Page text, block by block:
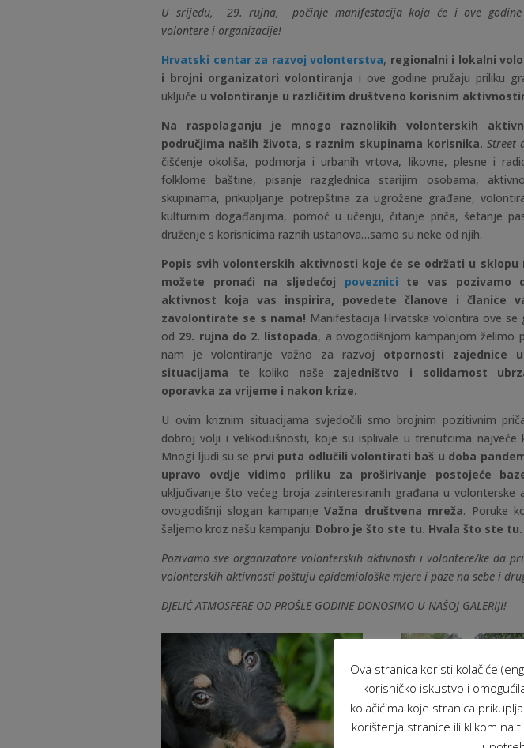
U srijedu, 29. rujna, počinje manifestacija koja će i ove
volontere i organizacije!
Hrvatski centar za razvoj volonterstva, regionalni i lokalni
i brojni organizatori volontiranja i ove godine pružaju priliku
uključe u volontiranje u različitim društveno korisnim
Na raspolaganju je mnogo raznolikih volonterskih
područjima naših života, s raznim skupinama korisnika. Street
čišćenje okoliša, podmorja i urbanih vrtova, likovne, plesne i
folklorne baštine, pisanje razglednica starijim osobama,
skupinama, prikupljanje potrepština za ugrožene građane,
kulturnim događanjima, pomoć u učenju, čitanje priča, šetanje
druženje s korisnicima raznih ustanova…samo su neke od njih.
Popis svih volonterskih aktivnosti koje će se održati u sklopu
možete pronaći na sljedećoj
poveznici te vas pozivamo
aktivnost koja vas inspirira, povedete članove i članice
zavolontirate se s nama! Manifestacija Hrvatska volontira ove se
od 29. rujna do 2. listopada, a ovogodišnjom kampanjom želimo
nam je volontiranje važno za razvoj
otpornosti zajednice
situacijama
te koliko naše
zajedništvo i solidarnost
oporavka za vrijeme i nakon krize.
U ovim kriznim situacijama svjedočili smo brojnim pozitivnim
dobroj volji i velikodušnosti, koje su isplivale u trenutcima najveće
Mnogi ljudi su se prvi puta odlučili volontirati baš u doba
upravo ovdje vidimo priliku za proširivanje postojeće
uključivanje što većeg broja zainteresiranih građana u volonterske
ovogodišnji slogan kampanje Važna društvena mreža. Poruke
šaljemo kroz našu kampanju: Dobro je što ste tu. Hvala što ste tu.
Pozivamo sve organizatore volonterskih aktivnosti i volontere/ke da
volonterskih aktivnosti poštuju epidemiološke mjere i paze na sebe i
DJELIĆ ATMOSFERE OD PROŠLE GODINE DONOSIMO U NAŠOJ GALERIJI!
Ova stranica koristi kolačiće
korisničko iskustvo i
kolačićima koje stranica
korištenja stranice ili klikom na